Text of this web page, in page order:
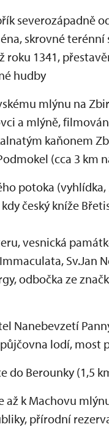
severozápadně
skrovné
1341,
hudby
mlýnu na
a mlýně, filmování
kaňonem
(cca 3 km
potoka
český kníže
vesnická
Sv.Jan
odbočka ze
Nanebevzetí
lodí, most
do Berounky (1,5
k Machovu
přírodní